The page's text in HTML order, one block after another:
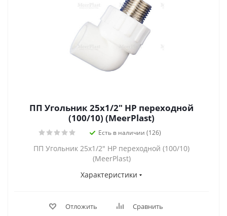
ПП Угольник 25х1/2" НР переходной
(100/10) (MeerPlast)
Есть в наличии (126)
ПП Угольник 25х1/2" НР переходной (100/10)
(MeerPlast)
Характеристики
Отложить Сравнить